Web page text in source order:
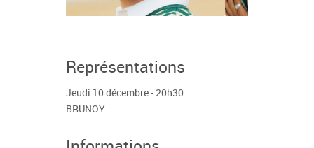
Représentations
Jeudi 10 décembre - 20h30
BRUNOY